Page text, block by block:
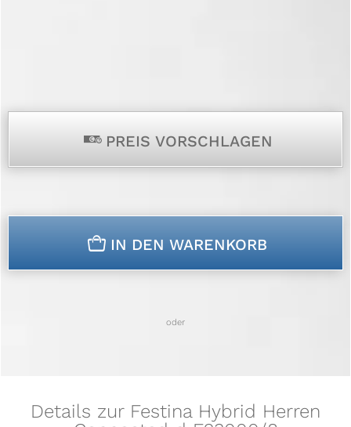
p PREIS VORSCHLAGEN
n IN DEN WARENKORB
oder
Details zur Festina Hybrid Herren